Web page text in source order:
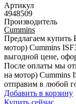
Артикул
4948509
Производитель
Cummins
Предлагаем
мотор) Cummins
выгодной цене,
После оплаты мы
на мотор) Cummins
отправим в любой
Добавить в корзину
Купить сейчас